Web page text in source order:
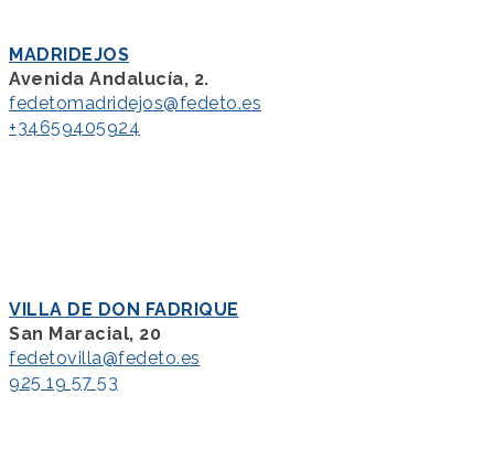
MADRIDEJOS
Avenida Andalucía, 2.
fedetomadridejos@fedeto.es
+34659405924
VILLA DE DON FADRIQUE
San Maracial, 20
fedetovilla@fedeto.es
925 19 57 53